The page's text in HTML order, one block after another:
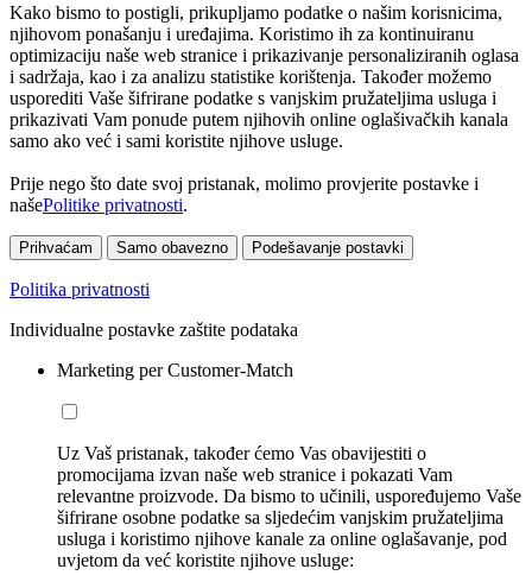
Kako bismo to postigli, prikupljamo podatke o našim korisnicima,
njihovom ponašanju i uređajima. Koristimo ih za kontinuiranu
optimizaciju naše web stranice i prikazivanje personaliziranih oglasa
i sadržaja, kao i za analizu statistike korištenja. Također možemo
usporediti Vaše šifrirane podatke s vanjskim pružateljima usluga i
prikazivati Vam ponude putem njihovih online oglašivačkih kanala
samo ako već i sami koristite njihove usluge.
Prije nego što date svoj pristanak, molimo provjerite postavke i
našePolitike privatnosti.
Prihvaćam Samo obavezno Podešavanje postavki
Politika privatnosti
Individualne postavke zaštite podataka
Marketing per Customer-Match
Uz Vaš pristanak, također ćemo Vas obavijestiti o
promocijama izvan naše web stranice i pokazati Vam
relevantne proizvode. Da bismo to učinili, uspoređujemo Vaše
šifrirane osobne podatke sa sljedećim vanjskim pružateljima
usluga i koristimo njihove kanale za online oglašavanje, pod
uvjetom da već koristite njihove usluge: